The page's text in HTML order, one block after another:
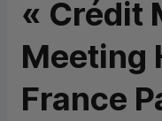
« Crédit
Meeting
France